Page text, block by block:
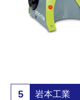
5 岩本工業